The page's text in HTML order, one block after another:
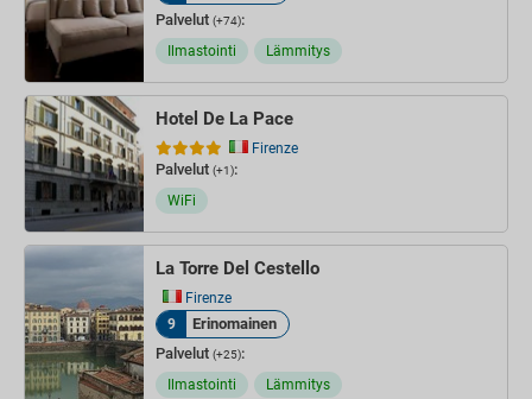
Palvelut (+74):
Ilmastointi Lämmitys
Hotel De La Pace
Firenze
Palvelut (+1):
WiFi
La Torre Del Cestello
Firenze
9
Erinomainen
Palvelut (+25):
Ilmastointi Lämmitys